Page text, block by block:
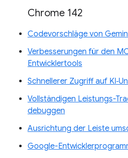
Chrome 142
Codevorschläge von
Verbesserungen für den
Entwicklertools
Schnellerer Zugriff auf
Vollständigen Leistungs-
debuggen
Ausrichtung der Leiste
Google-